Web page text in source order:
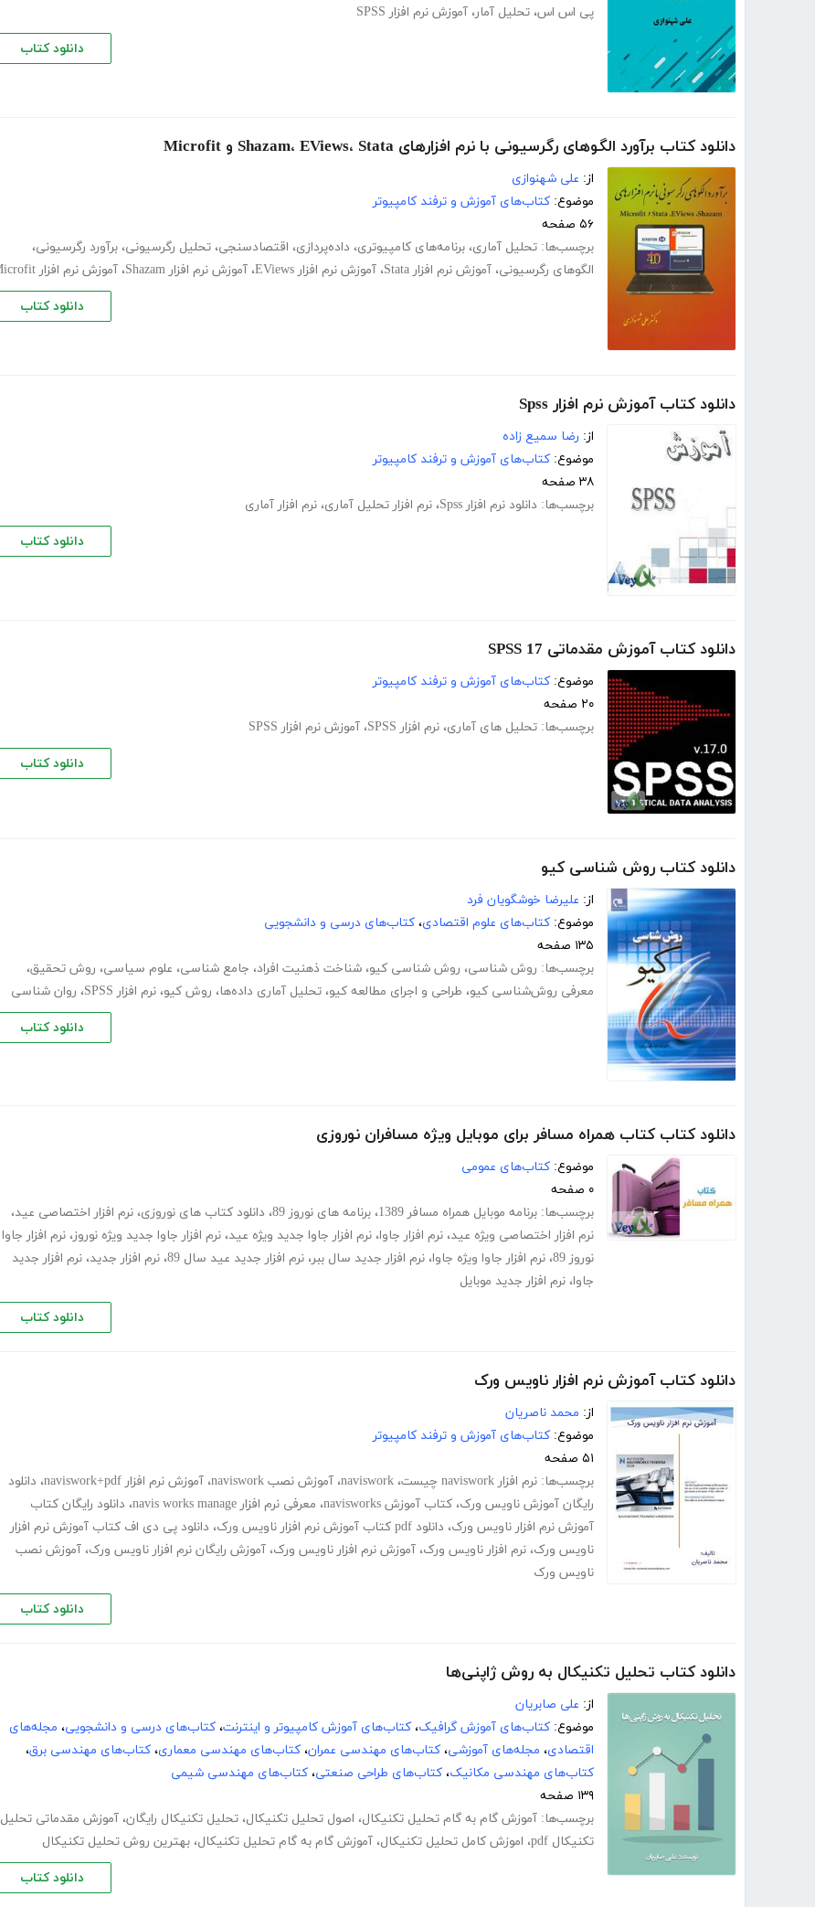
پی اس اس، تحلیل آمار، آموزش نرم افزار SPSS
دانلود کتاب
دانلود کتاب برآورد الگوهای رگرسیونی با نرم افزارهای Shazam، EViews، Stata و Microfit
از: علی شهنوازی
موضوع: کتاب‌های آموزش و ترفند کامپیوتر
۵۶ صفحه
برچسب‌ها: تحلیل آماری، برنامه‌های کامپیوتری، داده‌پردازی، اقتصادسنجی، تحلیل رگرسیونی، برآورد رگرسیونی،
الگوهای رگرسیونی، آموزش نرم افزار Stata ، آموزش نرم افزار EViews ، آموزش نرم افزار Shazam ، آموزش نرم افزار Microfit
دانلود کتاب
دانلود کتاب آموزش نرم افزار Spss
از: رضا سمیع زاده
موضوع: کتاب‌های آموزش و ترفند کامپیوتر
۳۸ صفحه
برچسب‌ها: دانلود نرم افزار Spss ، نرم افزار تحلیل آماری، نرم افزار آماری
دانلود کتاب
دانلود کتاب آموزش مقدماتی SPSS 17
موضوع: کتاب‌های آموزش و ترفند کامپیوتر
۲۰ صفحه
برچسب‌ها: تحلیل های آماری، نرم افزار SPSS ، آموزش نرم افزار SPSS
دانلود کتاب
دانلود کتاب روش شناسی کیو
از: علیرضا خوشگویان فرد
موضوع: کتاب‌های علوم اقتصادی، کتاب‌های درسی و دانشجویی
۱۳۵ صفحه
برچسب‌ها: روش شناسی، روش شناسی کیو، شناخت ذهنیت افراد، جامع شناسی، علوم سیاسی، روش تحقیق،
معرفی روش‌شناسی کیو، طراحی و اجرای مطالعه کیو، تحلیل آماری داده‌ها، روش کیو، نرم افزار SPSS ، روان شناسی
دانلود کتاب
دانلود کتاب کتاب همراه مسافر برای موبایل ویژه مسافران نوروزی
موضوع: کتاب‌های عمومی
۰ صفحه
برچسب‌ها: برنامه موبایل همراه مسافر 1389 ، برنامه های نوروز 89 ، دانلود کتاب های نوروزی، نرم افزار اختصاصی عید،
نرم افزار اختصاصی ویژه عید، نرم افزار جاوا، نرم افزار جاوا جدید ویژه عید، نرم افزار جاوا جدید ویژه نوروز، نرم افزار جاوا
نوروز 89
، نرم افزار جاوا ویژه جاوا، نرم افزار جدید سال ببر، نرم افزار جدید عید سال 89 ، نرم افزار جدید، نرم افزار جدید
جاوا، نرم افزار جدید موبایل
دانلود کتاب
دانلود کتاب آموزش نرم افزار ناویس ورک
از: محمد ناصریان
موضوع: کتاب‌های آموزش و ترفند کامپیوتر
۵۱ صفحه
برچسب‌ها: نرم افزار naviswork چیست ، naviswork، آموزش نصب naviswork ، آموزش نرم افزار naviswork+pdf ، دانلود
رایگان آموزش ناویس ورک، کتاب آموزش navisworks ، معرفی نرم افزار navis works manage ، دانلود رایگان کتاب
آموزش نرم افزار ناویس ورک، دانلود pdf کتاب آموزش نرم افزار ناویس ورک ، دانلود پی دی اف کتاب آموزش نرم افزار
ناویس ورک، نرم افزار ناویس ورک، آموزش نرم افزار ناویس ورک، آموزش رایگان نرم افزار ناویس ورک، آموزش نصب
ناویس ورک
دانلود کتاب
دانلود کتاب تحلیل تکنیکال به روش ژاپنی‌ها
از: علی صابریان
موضوع: کتاب‌های آموزش گرافیک، کتاب‌های آموزش کامپیوتر و اینترنت، کتاب‌های درسی و دانشجویی، مجله‌های
اقتصادی، مجله‌های آموزشی، کتاب‌های مهندسی عمران، کتاب‌های مهندسی معماری، کتاب‌های مهندسی برق،
کتاب‌های مهندسی مکانیک، کتاب‌های طراحی صنعتی، کتاب‌های مهندسی شیمی
۱۳۹ صفحه
برچسب‌ها: آموزش گام به گام تحلیل تکنیکال، اصول تحلیل تکنیکال، تحلیل تکنیکال رایگان، آموزش مقدماتی تحلیل
تکنیکال pdf
، اموزش کامل تحلیل تکنیکال، آموزش گام به گام تحلیل تکنیکال، بهترین روش تحلیل تکنیکال
دانلود کتاب